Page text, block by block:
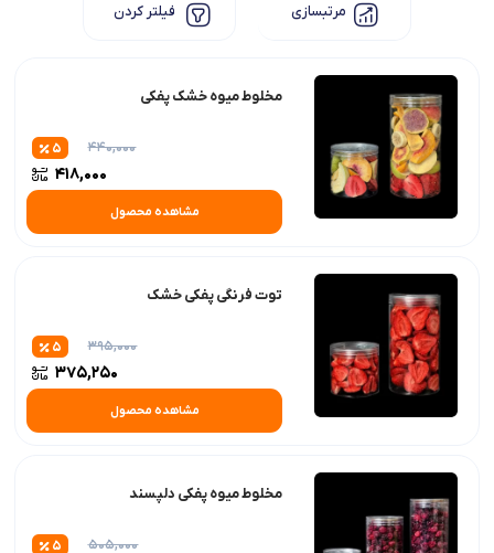
مرتبسازی فیلتر کردن
مخلوط میوه خشک پفکی
440,000
418,000
5
مشاهده محصول
توت فرنگی پفکی خشک
395,000
375,250
5
مشاهده محصول
مخلوط میوه پفکی دلپسند
505,000
5